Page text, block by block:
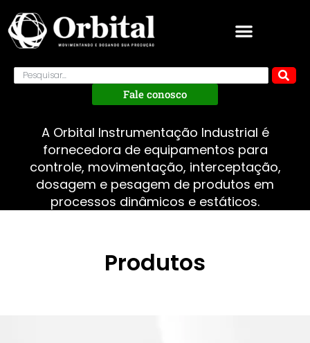
Fale conosco
A Orbital Instrumentação Industrial é
fornecedora de equipamentos para
controle, movimentação, interceptação,
dosagem e pesagem de produtos em
processos dinâmicos e estáticos.
Produtos